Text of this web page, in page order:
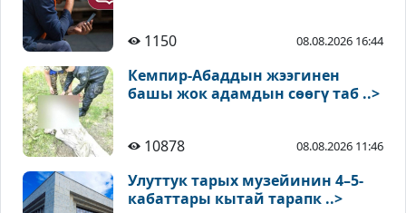
1150 08.08.2026 16:44
Кемпир-Абаддын жээгинен
башы жок адамдын сөөгү таб ..>
10878 08.08.2026 11:46
Улуттук тарых музейинин 4–5-
кабаттары кытай тарапк ..>